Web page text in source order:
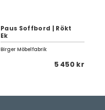
Paus Soffbord | Rökt
Ek
Birger Möbelfabrik
5 450 kr